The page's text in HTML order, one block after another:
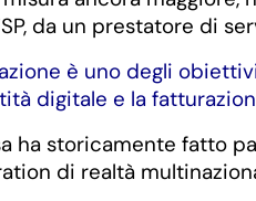
da un prestatore di
è uno degli
digitale e la
ha storicamente fatto
di realtà